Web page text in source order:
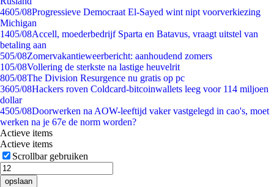
4605/08Progressieve Democraat El-Sayed wint nipt voorverkiezing
Michigan
1405/08Accell, moederbedrijf Sparta en Batavus, vraagt uitstel van
betaling aan
505/08Zomervakantieweerbericht: aanhoudend zomers
105/08Vollering de sterkste na lastige heuvelrit
805/08The Division Resurgence nu gratis op pc
3605/08Hackers roven Coldcard-bitcoinwallets leeg voor 114 miljoen
dollar
4505/08Doorwerken na AOW-leeftijd vaker vastgelegd in cao's, moet
werken na je 67e de norm worden?
Actieve items
Actieve items
Scrollbar gebruiken
opslaan